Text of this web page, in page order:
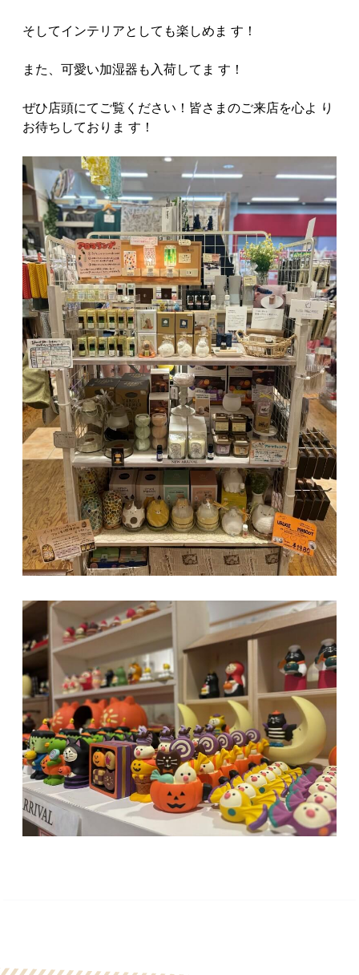
そしてインテリアとしても楽しめま す！
また、可愛い加湿器も入荷してま す！
ぜひ店頭にてご覧ください！皆さまのご来店を心よ り
お待ちしておりま す！